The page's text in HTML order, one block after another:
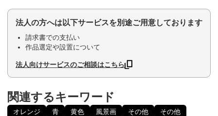
法人の方へは以下サービスを別途ご用意しております
請求書での支払い
作品選定や設置について
法人向けサービスのご相談はこちら
関連するキーワード
オレンジ 青 黄色 風景画 その他
その他